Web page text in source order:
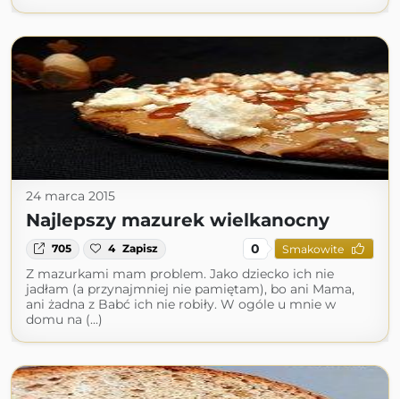
24 marca 2015
Najlepszy mazurek wielkanocny
705 4 Zapisz 0 Smakowite
Z mazurkami mam problem. Jako dziecko ich nie
jadłam (a przynajmniej nie pamiętam), bo ani Mama,
ani żadna z Babć ich nie robiły. W ogóle u mnie w
domu na (...)